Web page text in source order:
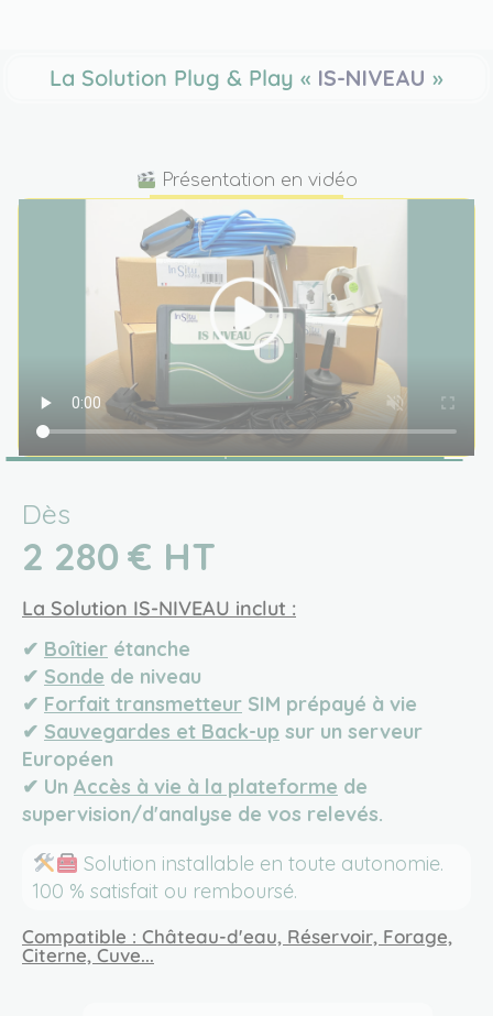
La Solution Plug & Play « IS-NIVEAU »
Présentation en vidéo
Dès
2 280 € HT
La Solution IS-NIVEAU inclut :
✔︎ Boîtier étanche
✔︎ Sonde de niveau
✔︎ Forfait transmetteur SIM prépayé à vie
✔︎ Sauvegardes et Back-up sur un serveur
Européen
✔︎ Un Accès à vie à la plateforme de
supervision/d'analyse de vos relevés.
Solution installable en toute autonomie.
100 % satisfait ou remboursé.
Compatible : Château-d'eau, Réservoir, Forage,
Citerne, Cuve...